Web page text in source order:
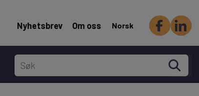
Header Secondary menu
Nyhetsbrev Om oss Norsk